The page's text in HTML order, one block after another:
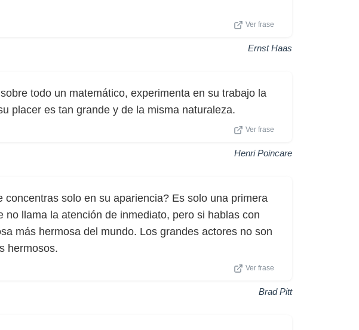
Ver frase
Ernst Haas
todo un matemático, experimenta en su trabajo la
placer es tan grande y de la misma naturaleza.
Ver frase
Henri Poincare
concentras solo en su apariencia? Es solo una primera
no llama la atención de inmediato, pero si hablas con
más hermosa del mundo. Los grandes actores no son
hermosos.
Ver frase
Brad Pitt